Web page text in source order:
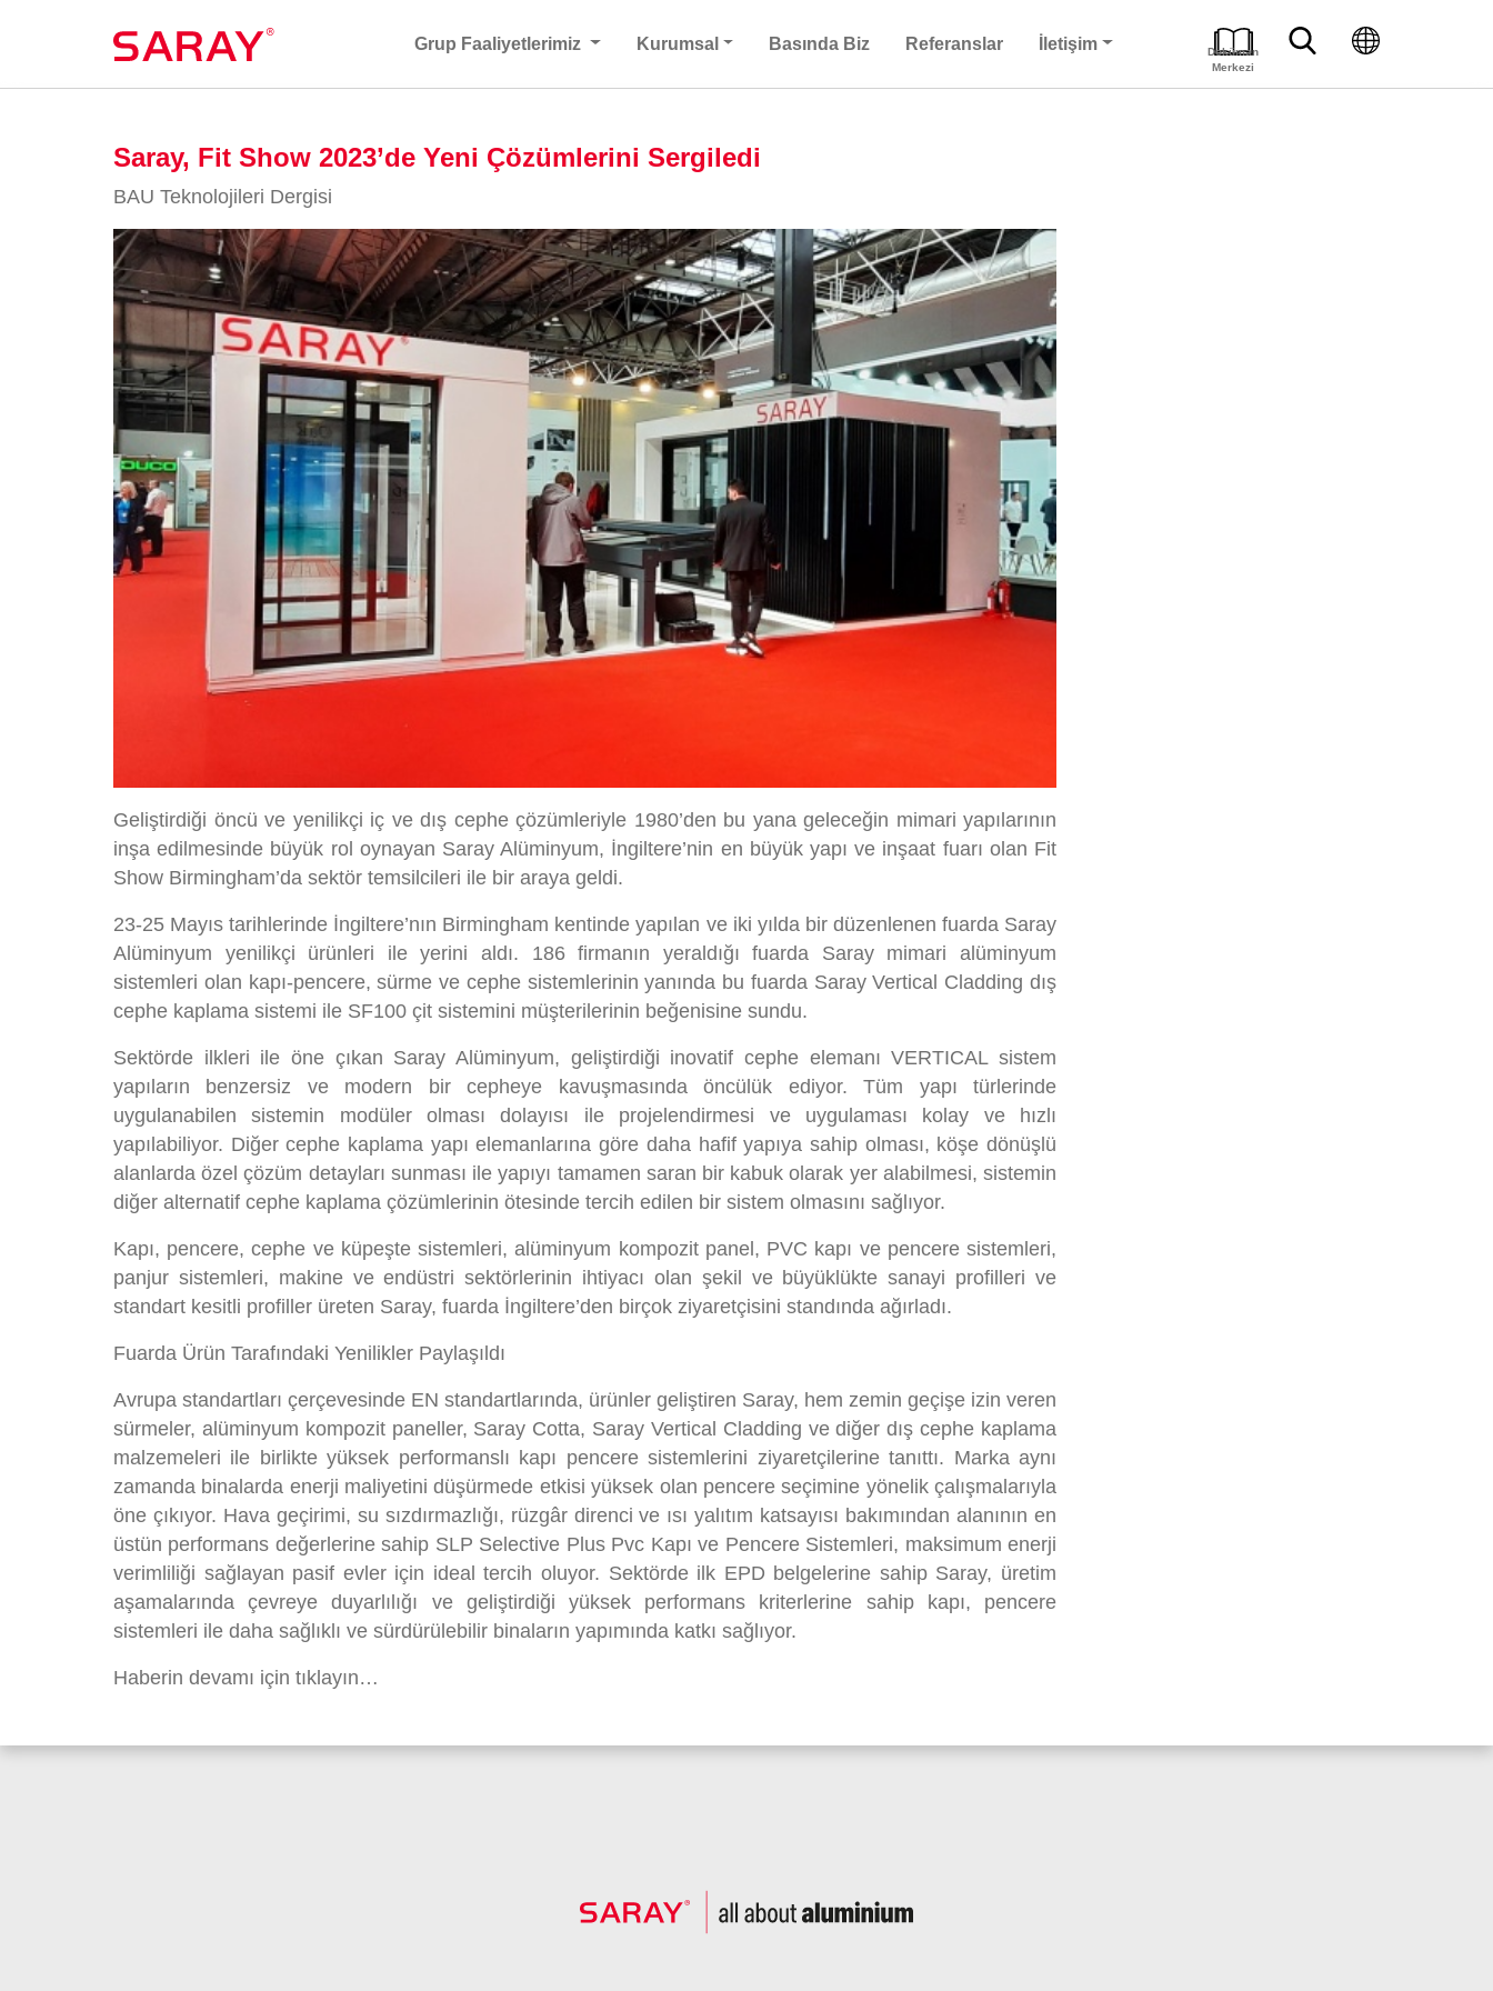
Grup Faaliyetlerimiz Kurumsal Basında Biz Referanslar İletişim
Doküman
Merkezi
Saray, Fit Show 2023’de Yeni Çözümlerini Sergiledi
BAU Teknolojileri Dergisi
Geliştirdiği öncü ve yenilikçi iç ve dış cephe çözümleriyle 1980’den bu yana geleceğin mimari yapılarının
inşa edilmesinde büyük rol oynayan Saray Alüminyum, İngiltere’nin en büyük yapı ve inşaat fuarı olan Fit
Show Birmingham’da sektör temsilcileri ile bir araya geldi.
23-25 Mayıs tarihlerinde İngiltere’nın Birmingham kentinde yapılan ve iki yılda bir düzenlenen fuarda Saray
Alüminyum yenilikçi ürünleri ile yerini aldı. 186 firmanın yeraldığı fuarda Saray mimari alüminyum
sistemleri olan kapı-pencere, sürme ve cephe sistemlerinin yanında bu fuarda Saray Vertical Cladding dış
cephe kaplama sistemi ile SF100 çit sistemini müşterilerinin beğenisine sundu.
Sektörde ilkleri ile öne çıkan Saray Alüminyum, geliştirdiği inovatif cephe elemanı VERTICAL sistem
yapıların benzersiz ve modern bir cepheye kavuşmasında öncülük ediyor. Tüm yapı türlerinde
uygulanabilen sistemin modüler olması dolayısı ile projelendirmesi ve uygulaması kolay ve hızlı
yapılabiliyor. Diğer cephe kaplama yapı elemanlarına göre daha hafif yapıya sahip olması, köşe dönüşlü
alanlarda özel çözüm detayları sunması ile yapıyı tamamen saran bir kabuk olarak yer alabilmesi, sistemin
diğer alternatif cephe kaplama çözümlerinin ötesinde tercih edilen bir sistem olmasını sağlıyor.
Kapı, pencere, cephe ve küpeşte sistemleri, alüminyum kompozit panel, PVC kapı ve pencere sistemleri,
panjur sistemleri, makine ve endüstri sektörlerinin ihtiyacı olan şekil ve büyüklükte sanayi profilleri ve
standart kesitli profiller üreten Saray, fuarda İngiltere’den birçok ziyaretçisini standında ağırladı.
Fuarda Ürün Tarafındaki Yenilikler Paylaşıldı
Avrupa standartları çerçevesinde EN standartlarında, ürünler geliştiren Saray, hem zemin geçişe izin veren
sürmeler, alüminyum kompozit paneller, Saray Cotta, Saray Vertical Cladding ve diğer dış cephe kaplama
malzemeleri ile birlikte yüksek performanslı kapı pencere sistemlerini ziyaretçilerine tanıttı. Marka aynı
zamanda binalarda enerji maliyetini düşürmede etkisi yüksek olan pencere seçimine yönelik çalışmalarıyla
öne çıkıyor. Hava geçirimi, su sızdırmazlığı, rüzgâr direnci ve ısı yalıtım katsayısı bakımından alanının en
üstün performans değerlerine sahip SLP Selective Plus Pvc Kapı ve Pencere Sistemleri, maksimum enerji
verimliliği sağlayan pasif evler için ideal tercih oluyor. Sektörde ilk EPD belgelerine sahip Saray, üretim
aşamalarında çevreye duyarlılığı ve geliştirdiği yüksek performans kriterlerine sahip kapı, pencere
sistemleri ile daha sağlıklı ve sürdürülebilir binaların yapımında katkı sağlıyor.
Haberin devamı için tıklayın…